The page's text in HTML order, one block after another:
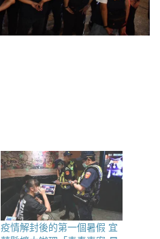
疫情解封後的第一個暑假 宜